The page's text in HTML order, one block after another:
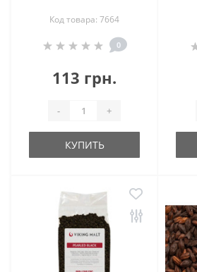
Код товара: 7664
0
113 грн.
- +
КУПИТЬ